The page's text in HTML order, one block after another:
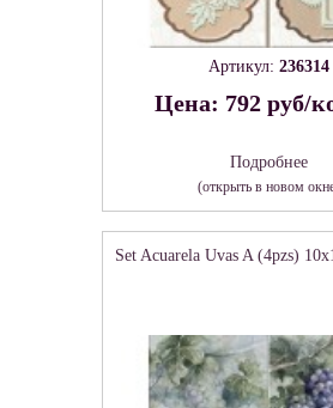
Артикул: 236314
Цена: 792 руб/
Подробнее
(открыть в новом
Set Acuarela Uvas A (4pzs)